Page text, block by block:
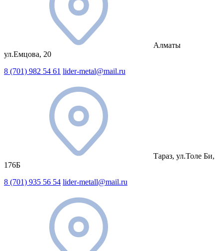
Алматы
ул.Емцова, 20
8 (701) 982 54 61 lider-metal@mail.ru
Тараз, ул.Толе Би,
176Б
8 (701) 935 56 54 lider-metall@mail.ru